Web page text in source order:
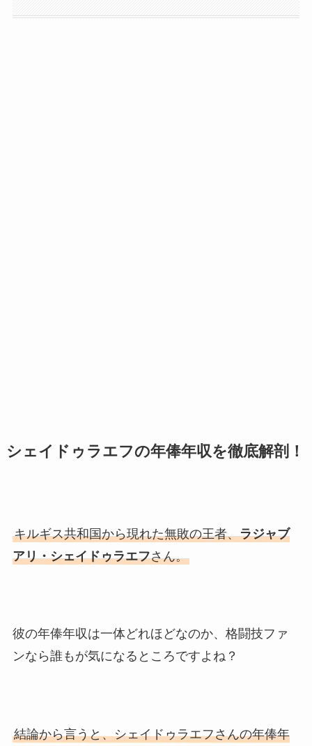
シェイドゥラエフの年俸年収を徹底解剖！
キルギス共和国から現れた無敗の王者、ラジャブ
アリ・シェイドゥラエフさん。
彼の年俸年収は一体どれほどなのか、格闘技ファ
ンなら誰もが気になるところですよね？
結論から言うと、シェイドゥラエフさんの年俸年